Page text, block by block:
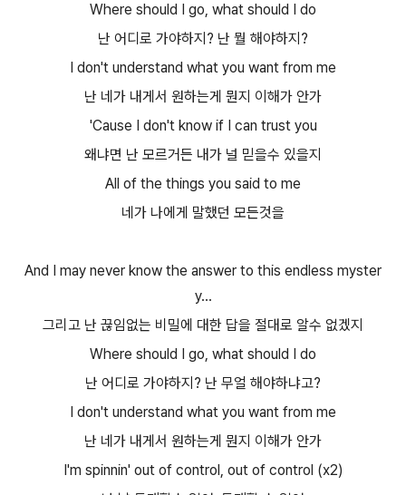
Where should I go, what should I do
난 어디로 가야하지? 난 뭘 해야하지?
I don't understand what you want from me
난 네가 내게서 원하는게 뭔지 이해가 안가
'Cause I don't know if I can trust you
왜냐면 난 모르거든 내가 널 믿을수 있을지
All of the things you said to me
네가 나에게 말했던 모든것을
And I may never know the answer to this endless myster
y...
그리고 난 끊임없는 비밀에 대한 답을 절대로 알수 없겠지
Where should I go, what should I do
난 어디로 가야하지? 난 무얼 해야하냐고?
I don't understand what you want from me
난 네가 내게서 원하는게 뭔지 이해가 안가
I'm spinnin' out of control, out of control (x2)